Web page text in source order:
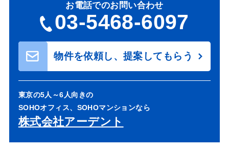
お電話でのお問い合わせ
03-5468-6097
物件を依頼し、提案してもらう
東京の5人～6人向きの
SOHOオフィス、SOHOマンションなら
株式会社アーデント